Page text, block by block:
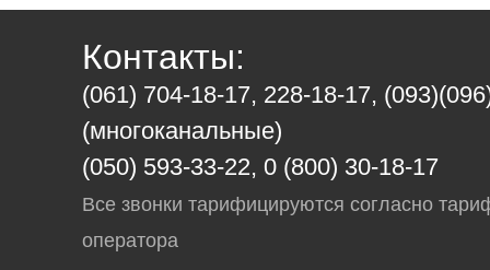
Контакты:
(061) 704-18-17, 228-18-17,
(многоканальные)
(050) 593-33-22, 0 (800) 30-18-17
Все звонки тарифицируются согласно
оператора